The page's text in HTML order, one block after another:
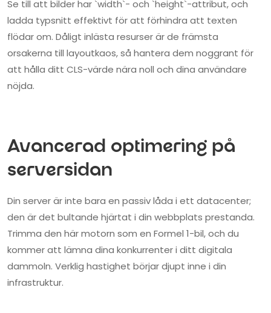
Se till att bilder har `width`- och `height`-attribut, och
ladda typsnitt effektivt för att förhindra att texten
flödar om. Dåligt inlästa resurser är de främsta
orsakerna till layoutkaos, så hantera dem noggrant för
att hålla ditt CLS-värde nära noll och dina användare
nöjda.
Avancerad optimering på
serversidan
Din server är inte bara en passiv låda i ett datacenter;
den är det bultande hjärtat i din webbplats prestanda.
Trimma den här motorn som en Formel 1-bil, och du
kommer att lämna dina konkurrenter i ditt digitala
dammoln. Verklig hastighet börjar djupt inne i din
infrastruktur.